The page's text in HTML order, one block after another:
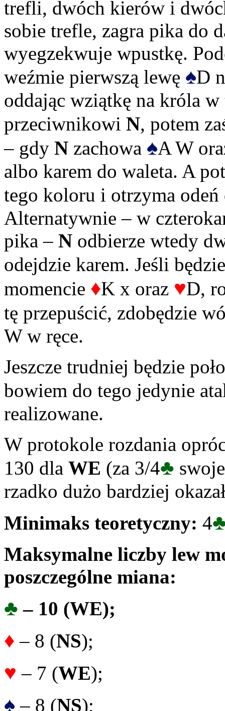
trefli, dwóch kierów i
sobie trefle, zagra pika do
wyegzekwuje wpustkę.
weźmie pierwszą lewę ♠D
oddając wziątkę na króla
przeciwnikowi N, potem
– gdy N zachowa ♠A W
albo karem do waleta. A
tego koloru i otrzyma
Alternatywnie – w
pika – N odbierze wtedy
odejdzie karem. Jeśli
momencie ♦K x oraz ♥D,
tę przepuścić, zdobędzie
W w ręce.
Jeszcze trudniej będzie
bowiem do tego jedynie
realizowane.
W protokole rozdania
130 dla WE (za 3/4♣
rzadko dużo bardziej
Minimaks teoretyczny: 4
Maksymalne liczby lew
poszczególne miana:
♣ – 10 (WE);
♦ – 8 (NS);
♥ – 7 (WE);
♠ – 8 (NS);